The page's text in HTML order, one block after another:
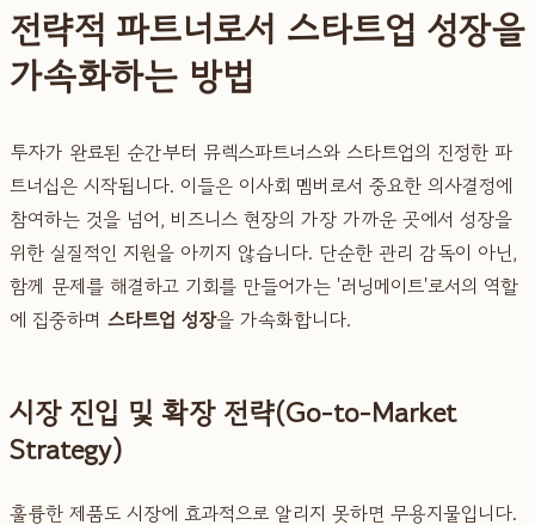
전략적 파트너로서 스타트업 성장을
가속화하는 방법
투자가 완료된 순간부터 뮤렉스파트너스와 스타트업의 진정한 파
트너십은 시작됩니다. 이들은 이사회 멤버로서 중요한 의사결정에
참여하는 것을 넘어, 비즈니스 현장의 가장 가까운 곳에서 성장을
위한 실질적인 지원을 아끼지 않습니다. 단순한 관리 감독이 아닌,
함께 문제를 해결하고 기회를 만들어가는 '러닝메이트'로서의 역할
에 집중하며 스타트업 성장을 가속화합니다.
시장 진입 및 확장 전략(Go-to-Market
Strategy)
훌륭한 제품도 시장에 효과적으로 알리지 못하면 무용지물입니다.